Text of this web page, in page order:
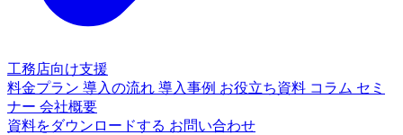
工務店向け支援
料金プラン 導入の流れ 導入事例 お役立ち資料 コラム セミ
ナー 会社概要
資料をダウンロードする お問い合わせ